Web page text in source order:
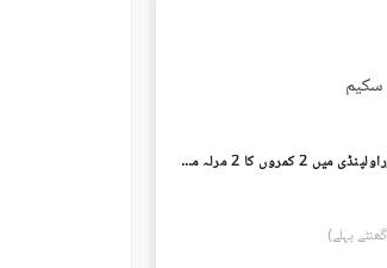
گلبہار سکیم - سیکٹر 1 گلبہار سکیم,راولپنڈی میں 2 کمروں کا 2 مرلہ مکان 75.0 لاکھ میں برائے فروخت۔